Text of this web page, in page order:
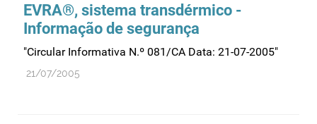
EVRA®, sistema transdérmico -
Informação de segurança
"Circular Informativa N.º 081/CA Data: 21-07-2005"
21/07/2005